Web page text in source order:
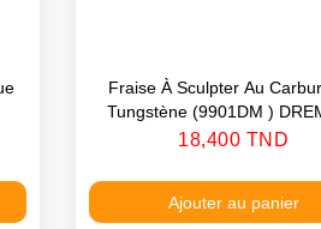
Fraise À Sculpter Au
Tungstène (9901DM )
MAX
Prix
18,400 TND
Ajouter au panier